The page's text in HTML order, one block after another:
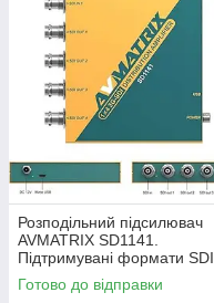
Розподільний підсилювач
AVMATRIX SD1141.
Підтримувані формати SDI
3G/HD/S0,
пересинхронізація. Уцінка
Готово до відправки